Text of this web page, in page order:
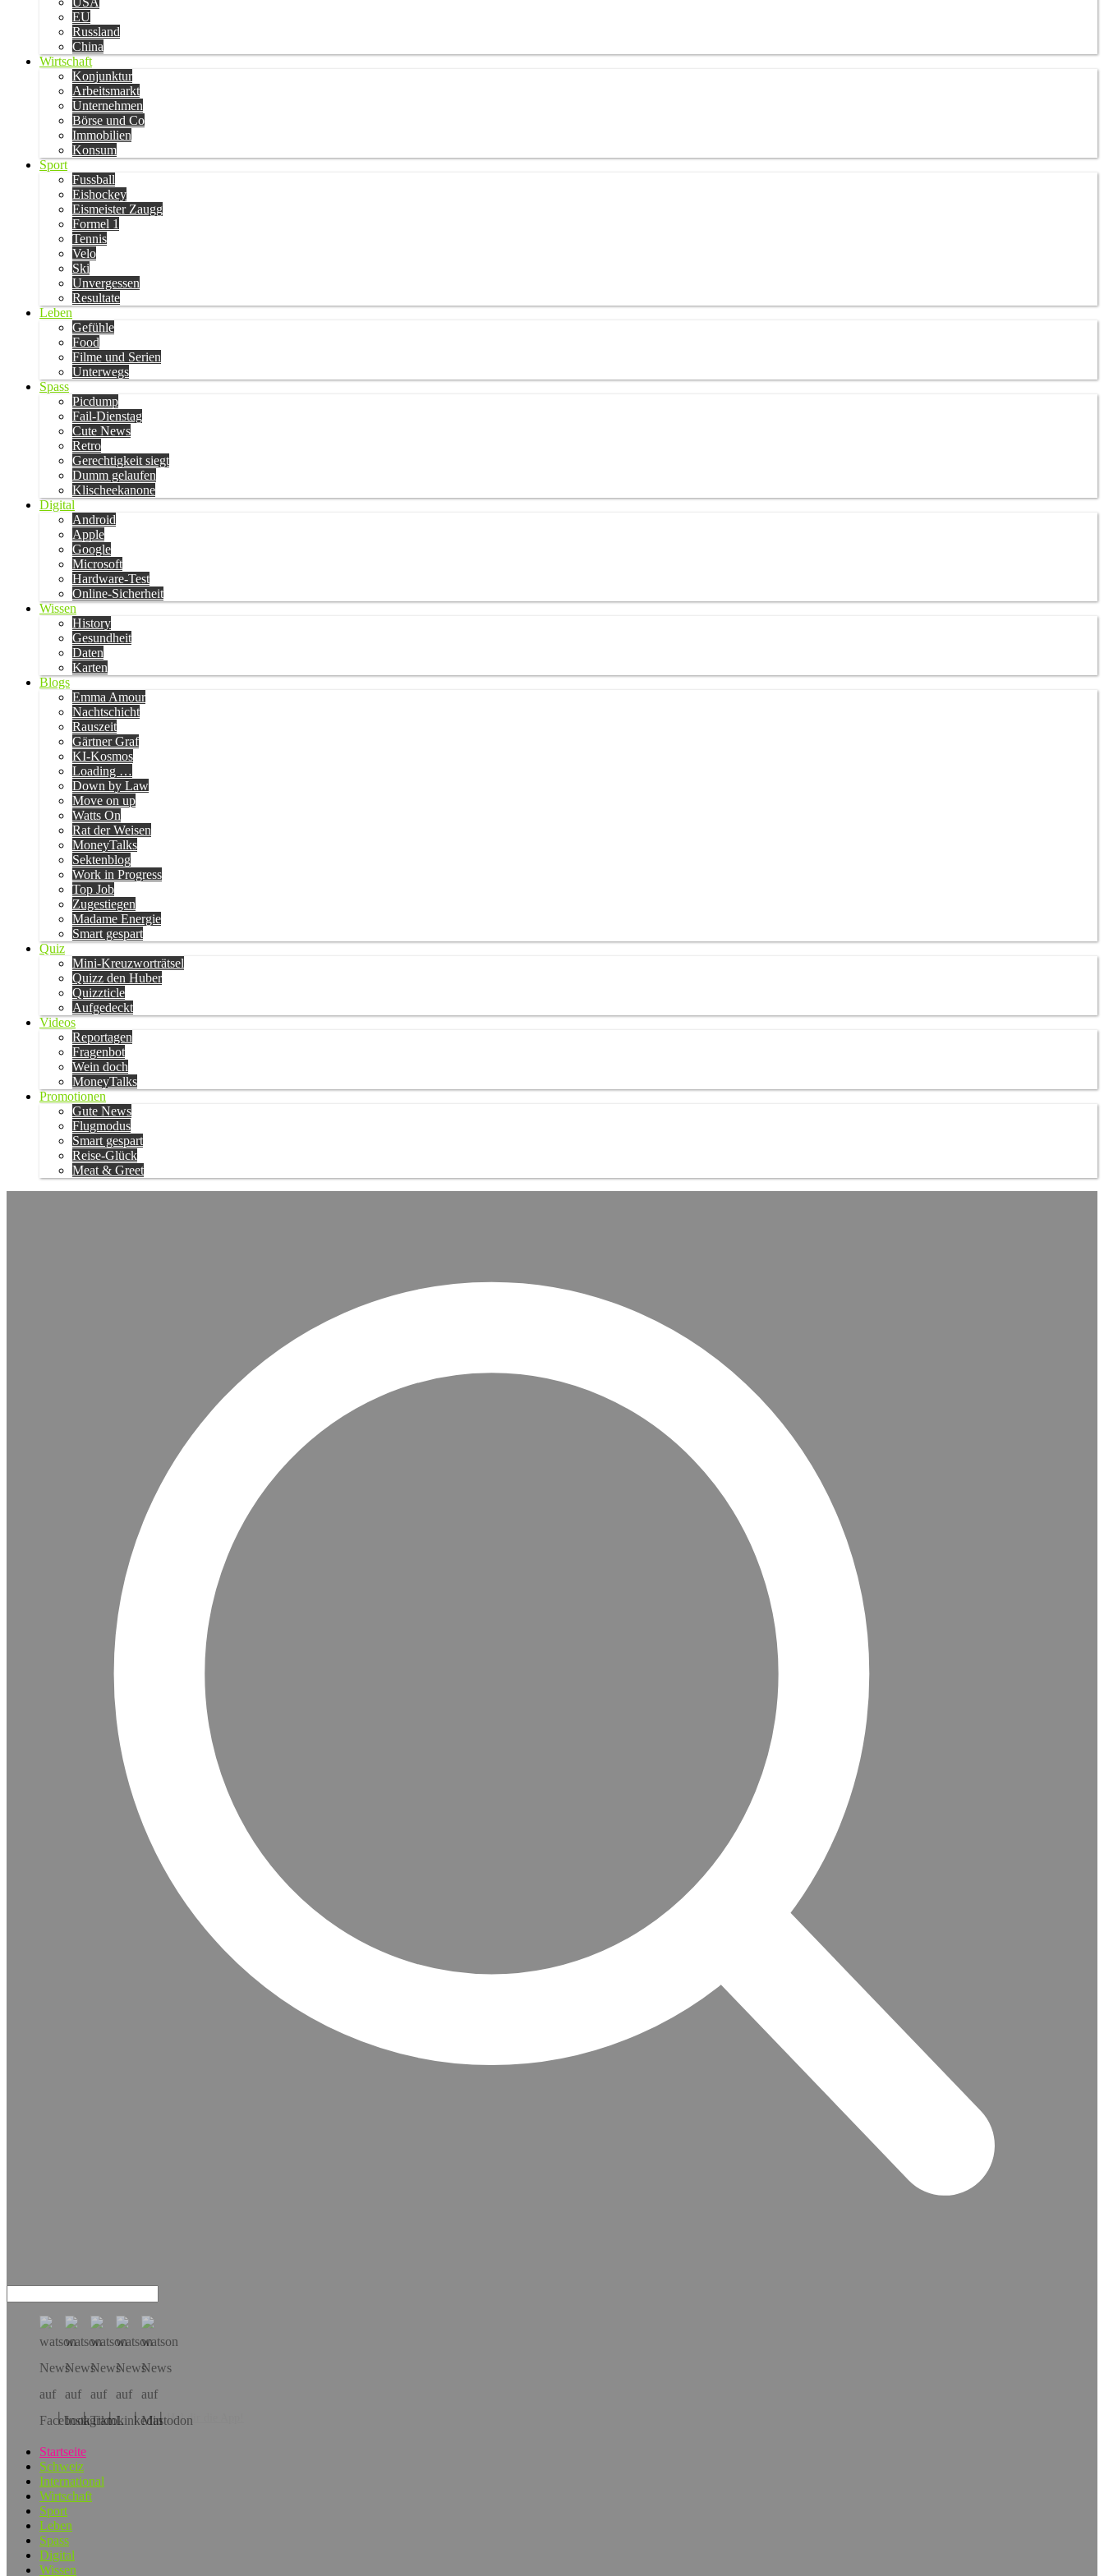
EU
Russland
China
Wirtschaft
Konjunktur
Arbeitsmarkt
Unternehmen
Börse und Co
Immobilien
Konsum
Sport
Fussball
Eishockey
Eismeister Zaugg
Formel 1
Tennis
Velo
Ski
Unvergessen
Resultate
Leben
Gefühle
Food
Filme und Serien
Unterwegs
Spass
Picdump
Fail-Dienstag
Cute News
Retro
Gerechtigkeit siegt
Dumm gelaufen
Klischeekanone
Digital
Android
Apple
Google
Microsoft
Hardware-Test
Online-Sicherheit
Wissen
History
Gesundheit
Daten
Karten
Blogs
Emma Amour
Nachtschicht
Rauszeit
Gärtner Graf
KI-Kosmos
Loading …
Down by Law
Move on up
Watts On
Rat der Weisen
MoneyTalks
Sektenblog
Work in Progress
Top Job
Zugestiegen
Madame Energie
Smart gespart
Quiz
Mini-Kreuzworträtsel
Quizz den Huber
Quizzticle
Aufgedeckt
Videos
Reportagen
Fragenbot
Wein doch
MoneyTalks
Promotionen
Gute News
Flugmodus
Smart gespart
Reise-Glück
Meat & Greet
Hol dir die App!
Startseite
Schweiz
International
Wirtschaft
Sport
Leben
Spass
Digital
Wissen